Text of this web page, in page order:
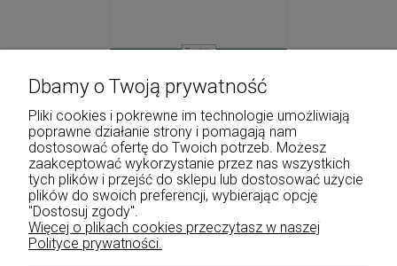
KPC. Kodeks postępowania cywilnego oraz ustawy
towarzyszące
52,51 zł
zawiera 5% VAT, bez kosztów dostawy
Dbamy o Twoją prywatność
Pliki cookies i pokrewne im technologie umożliwiają
poprawne działanie strony i pomagają nam
dostosować ofertę do Twoich potrzeb. Możesz
zaakceptować wykorzystanie przez nas wszystkich
tych plików i przejść do sklepu lub dostosować użycie
plików do swoich preferencji, wybierając opcję
"Dostosuj zgody".
Więcej o plikach cookies przeczytasz w naszej
Polityce prywatności.